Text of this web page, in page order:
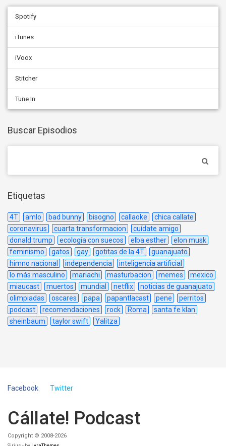
Spotify
iTunes
iVoox
Stitcher
Tune In
Buscar Episodios
Etiquetas
4T amlo bad bunny bisogno callaoke
chica callate
coronavirus
cuarta transformacion
cuídate amigo
donald trump
ecología con suecos elba esther
elon musk
feminismo
gatos gay gotitas de la 4T
guanajuato
himno nacional
independencia
inteligencia artificial
lo más masculino
mariachi masturbacion memes
mexico
miaucast
muertos mundial netflix
noticias de guanajuato
olimpiadas
oscares papa papantlacast pene
perritos
podcast
recomendaciones rock Roma
santa fe klan
sheinbaum
taylor swift Yalitza
Facebook Twitter
Cállate! Podcast
Copyright © 2008-2026